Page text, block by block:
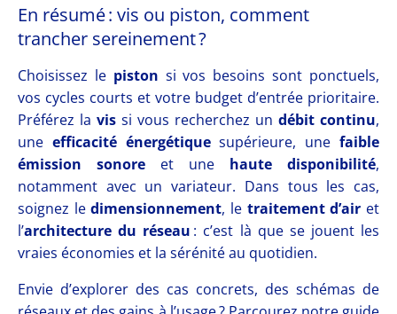
En résumé : vis ou piston, comment
trancher sereinement ?
Choisissez le piston si vos besoins sont ponctuels,
vos cycles courts et votre budget d’entrée prioritaire.
Préférez la vis si vous recherchez un débit continu,
une efficacité énergétiquesupérieure, unefaible
émission sonore et une haute disponibilité,
notamment avec un variateur. Dans tous les cas,
soignez ledimensionnement, le traitement d’air et
l’architecture du réseau : c’est là que se jouent les
vraies économies et la sérénité au quotidien.
Envie d’explorer des cas concrets, des schémas de